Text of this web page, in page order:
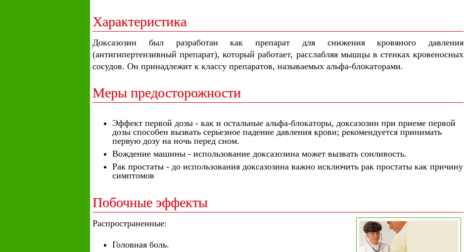
Характеристика
Доксазозин был разработан как препарат для снижения кровяного давления
(антигипертензивный препарат), который работает, расслабляя мышцы в стенках кровеносных
сосудов. Он принадлежит к классу препаратов, называемых альфа-блокаторами.
Меры предосторожности
Эффект первой дозы - как и остальные альфа-блокаторы, доксазозин при приеме первой
дозы способен вызвать серьезное падение давления крови; рекомендуется принимать
первую дозу на ночь перед сном.
Вождение машины - использование доксазозина может вызвать сонливость.
Рак простаты - до использования доксазозина важно исключить рак простаты как причину
симптомов
Побочные эффекты
Распространенные:
Головная боль.